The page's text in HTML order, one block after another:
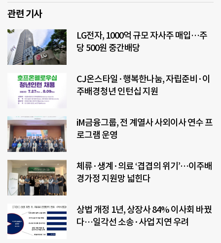
관련 기사
LG전자, 1000억 규모 자사주 매입…주
당 500원 중간배당
CJ온스타일·행복한나눔, 자립준비·이
주배경청년 인턴십 지원
iM금융그룹, 전 계열사 사외이사 연수 프
로그램 운영
체류·생계·의료 ‘겹겹의 위기’…이주배
경가정 지원망 넓힌다
상법 개정 1년, 상장사 84% 이사회 바꿨
다…일각선 소송·사업 지연 우려